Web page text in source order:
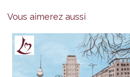
Vous aimerez aussi